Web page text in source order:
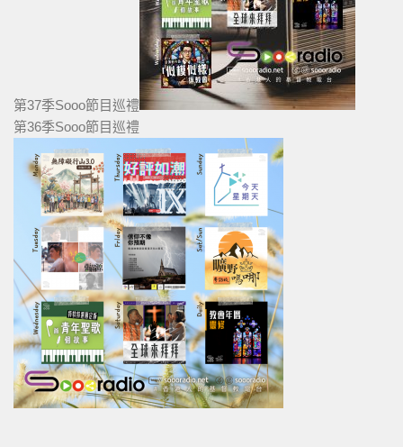
第37季Sooo節目巡禮
第36季Sooo節目巡禮